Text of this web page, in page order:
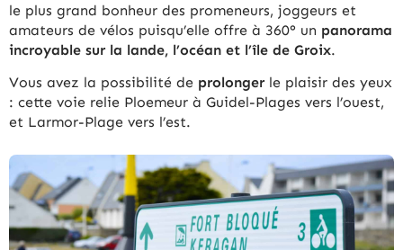
le plus grand bonheur des promeneurs, joggeurs et
amateurs de vélos puisqu’elle offre à 360° un panorama
incroyable sur la lande, l’océan et l’île de Groix.
Vous avez la possibilité de prolonger le plaisir des yeux
: cette voie relie Ploemeur à Guidel-Plages vers l’ouest,
et Larmor-Plage vers l’est.